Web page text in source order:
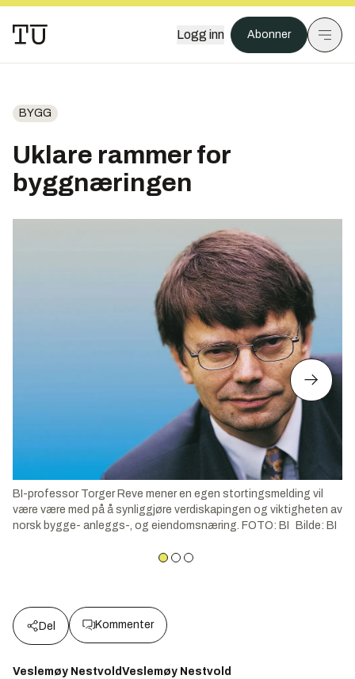
Logg inn Abonner
BYGG
Uklare rammer for
byggnæringen
BI-professor Torger Reve mener en egen stortingsmelding vil
være være med på å synliggjøre verdiskapingen og viktigheten av
norsk bygge- anleggs-, og eiendomsnæring. FOTO: BI
Bilde: BI
Del Kommenter
Veslemøy NestvoldVeslemøy Nestvold